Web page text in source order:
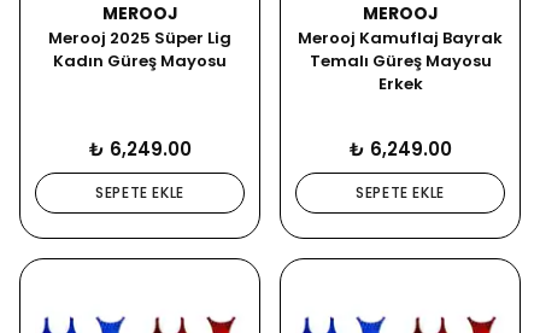
MEROOJ
Merooj 2025 Süper Lig
Kadın Güreş Mayosu
₺ 6,249.00
SEPETE EKLE
MEROOJ
Merooj Kamuflaj Bayrak
Temalı Güreş Mayosu
Erkek
₺ 6,249.00
SEPETE EKLE